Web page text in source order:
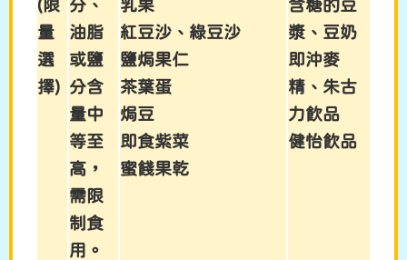
(限
量
選
擇)
分、
油脂
或鹽
分含
量中
等至
高，
需限
制食
用。
乳果
紅豆沙、綠豆沙
鹽焗果仁
茶葉蛋
焗豆
即食紫菜
蜜餞果乾
含糖的豆
漿、豆奶
即沖麥
精、朱古
力飲品
健怡飲品